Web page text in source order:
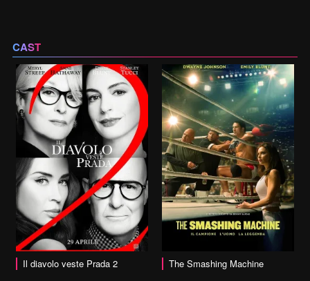
CAST
Il diavolo veste Prada 2
vai alla scheda The Smashing Machine